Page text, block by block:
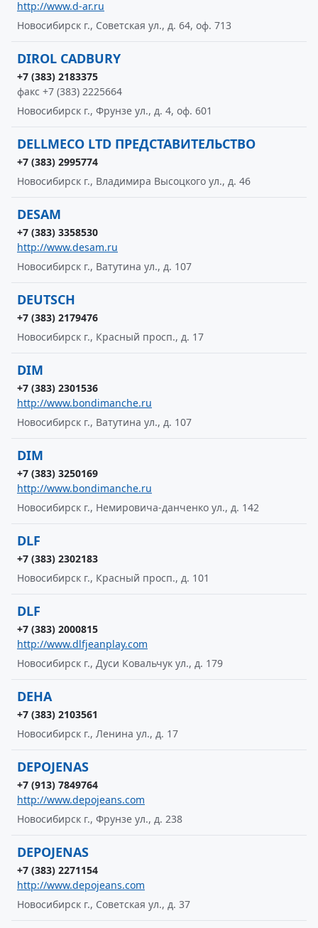
http://www.d-ar.ru
Новосибирск г., Советская ул., д. 64, оф. 713
DIROL CADBURY
+7 (383) 2183375
факс +7 (383) 2225664
Новосибирск г., Фрунзе ул., д. 4, оф. 601
DELLMECO LTD ПРЕДСТАВИТЕЛЬСТВО
+7 (383) 2995774
Новосибирск г., Владимира Высоцкого ул., д. 46
DESAM
+7 (383) 3358530
http://www.desam.ru
Новосибирск г., Ватутина ул., д. 107
DEUTSCH
+7 (383) 2179476
Новосибирск г., Красный просп., д. 17
DIM
+7 (383) 2301536
http://www.bondimanche.ru
Новосибирск г., Ватутина ул., д. 107
DIM
+7 (383) 3250169
http://www.bondimanche.ru
Новосибирск г., Немировича-данченко ул., д. 142
DLF
+7 (383) 2302183
Новосибирск г., Красный просп., д. 101
DLF
+7 (383) 2000815
http://www.dlfjeanplay.com
Новосибирск г., Дуси Ковальчук ул., д. 179
DEHA
+7 (383) 2103561
Новосибирск г., Ленина ул., д. 17
DEPOJENAS
+7 (913) 7849764
http://www.depojeans.com
Новосибирск г., Фрунзе ул., д. 238
DEPOJENAS
+7 (383) 2271154
http://www.depojeans.com
Новосибирск г., Советская ул., д. 37